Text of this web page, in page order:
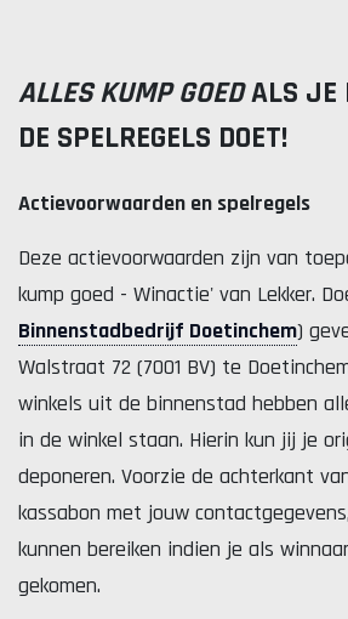
ALLES KUMP GOEDALS JE
DE SPELREGELS DOET!
Actievoorwaarden en spelregels
Deze actievoorwaarden zijn van
kump goed - Winactie' van Lekker.
Binnenstadbedrijf Doetinchem)
Walstraat 72 (7001 BV) te
winkels uit de binnenstad hebben
in de winkel staan. Hierin kun jij je
deponeren. Voorzie de achterkant
kassabon met jouw
kunnen bereiken indien je als
gekomen.